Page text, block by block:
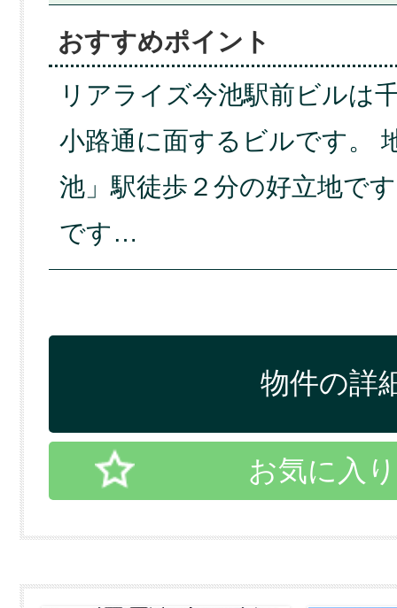
おすすめポイント
リアライズ今池駅前ビルは
小路通に面するビルです。
池」駅徒歩２分の好立地で
です…
物件の詳
お気に入